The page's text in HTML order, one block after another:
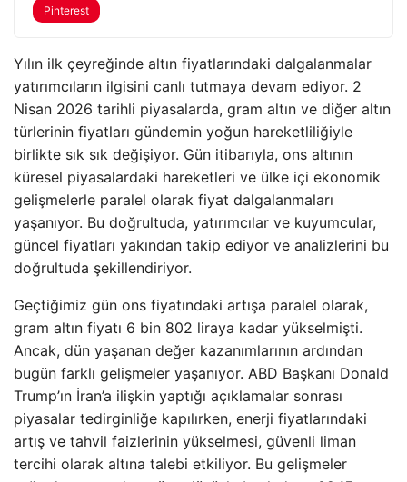
Pinterest
Yılın ilk çeyreğinde altın fiyatlarındaki dalgalanmalar
yatırımcıların ilgisini canlı tutmaya devam ediyor. 2
Nisan 2026 tarihli piyasalarda, gram altın ve diğer altın
türlerinin fiyatları gündemin yoğun hareketliliğiyle
birlikte sık sık değişiyor. Gün itibarıyla, ons altının
küresel piyasalardaki hareketleri ve ülke içi ekonomik
gelişmelerle paralel olarak fiyat dalgalanmaları
yaşanıyor. Bu doğrultuda, yatırımcılar ve kuyumcular,
güncel fiyatları yakından takip ediyor ve analizlerini bu
doğrultuda şekillendiriyor.
Geçtiğimiz gün ons fiyatındaki artışa paralel olarak,
gram altın fiyatı 6 bin 802 liraya kadar yükselmişti.
Ancak, dün yaşanan değer kazanımlarının ardından
bugün farklı gelişmeler yaşanıyor. ABD Başkanı Donald
Trump’ın İran’a ilişkin yaptığı açıklamalar sonrası
piyasalar tedirginliğe kapılırken, enerji fiyatlarındaki
artış ve tahvil faizlerinin yükselmesi, güvenli liman
tercihi olarak altına talebi etkiliyor. Bu gelişmeler